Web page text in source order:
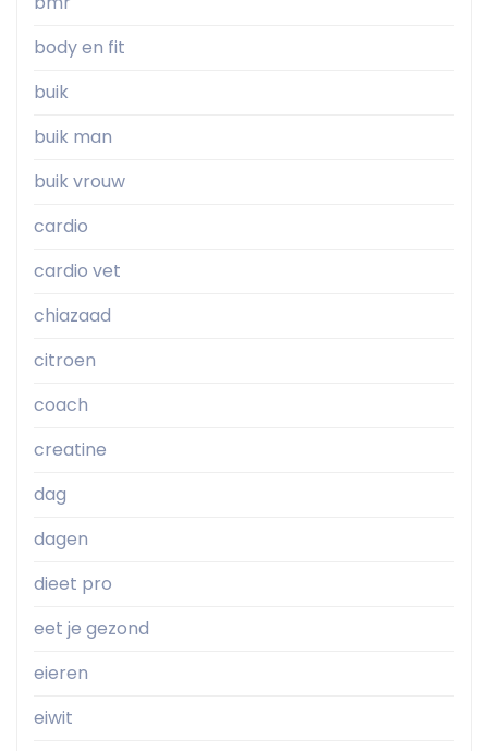
body en fit
buik
buik man
buik vrouw
cardio
cardio vet
chiazaad
citroen
coach
creatine
dag
dagen
dieet pro
eet je gezond
eieren
eiwit